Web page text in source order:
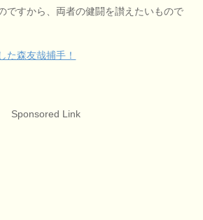
ですから、両者の健闘を讃えたいもので
た森友哉捕手！
Sponsored Link